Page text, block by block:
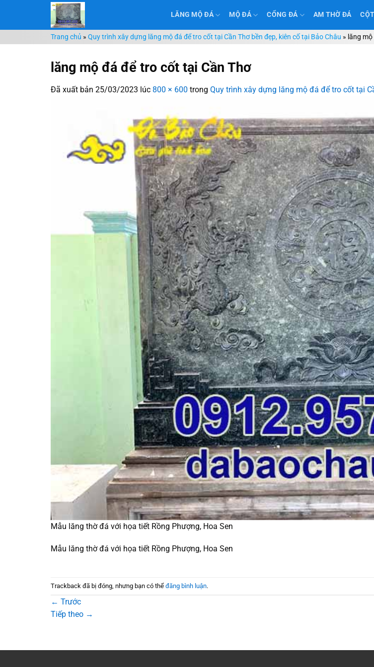
nội
dung
LĂNG MỘ ĐÁ MỘ ĐÁ CỔNG ĐÁ AM THỜ ĐÁ
Trang chủ » Quy trình xây dựng lăng mộ đá để tro cốt tại Cần Thơ bền đẹp, kiên cố tại Bảo Châu » lăng
lăng mộ đá để tro cốt tại Cần Thơ
Đã xuất bản 25/03/2023 lúc 800 × 600 trong Quy trình xây dựng lăng mộ đá để tro cốt tại
Mẫu lăng thờ đá với họa tiết Rồng Phượng, Hoa Sen
Mẫu lăng thờ đá với họa tiết Rồng Phượng, Hoa Sen
Trackback đã bị đóng, nhưng bạn có thể đăng bình luận.
← Trước
Tiếp theo →